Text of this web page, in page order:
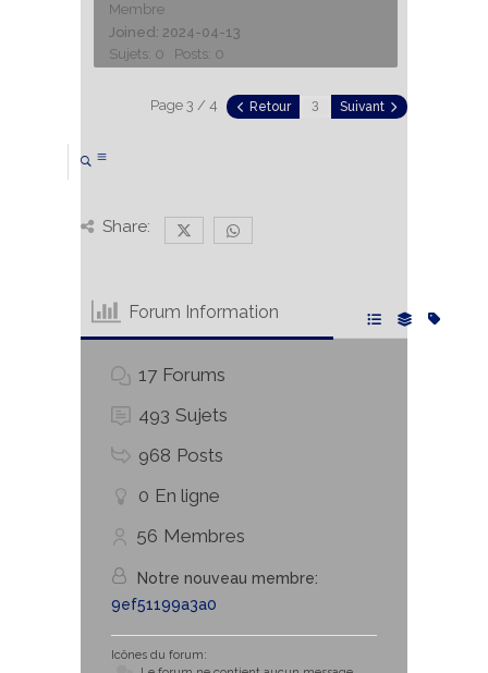
Membre
Joined: 2024-04-13
Sujets: 0
Posts: 0
Page 3 / 4 Retour Suivant
Share:
Forum Information
17 Forums
493 Sujets
968 Posts
0 En ligne
56 Membres
Notre nouveau membre:
9ef51199a3a0
Icônes du forum: